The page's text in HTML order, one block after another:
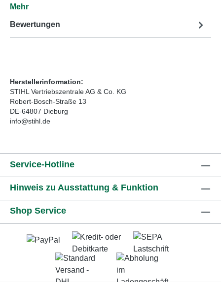
Mehr
Bewertungen
Herstellerinformation:
STIHL Vertriebszentrale AG & Co. KG
Robert-Bosch-Straße 13
DE-64807 Dieburg
info@stihl.de
Service-Hotline
Hinweis zu Ausstattung & Funktion
Shop Service